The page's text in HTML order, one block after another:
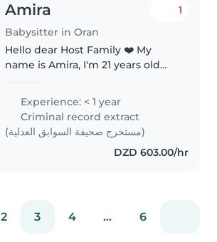
Amira
Babysitter in Oran
1
Hello dear Host Family ❤️ My
name is Amira, I'm 21 years old
a 6–12 month au pair position. I'm
caring, responsible, and patient,
with experience..
Experience: < 1 year
Criminal record extract
(مستخرج صحيفة السوابق العدلية)
DZD 603.00/hr
2 3 4 ... 6